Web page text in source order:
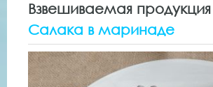
Взвешиваемая продукция
Салака в маринаде